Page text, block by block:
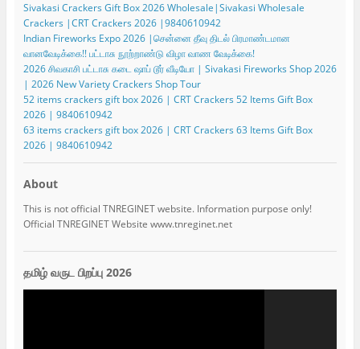
Sivakasi Crackers Gift Box 2026 Wholesale|Sivakasi Wholesale
Crackers |CRT Crackers 2026 |9840610942
Indian Fireworks Expo 2026 |சென்னை தீவு திடல் பிரமாண்டமான
வானவேடிக்கை!! பட்டாசு நூற்றாண்டு விழா வாண வேடிக்கை!
2026 சிவகாசி பட்டாசு கடை ஷாப் டூர் வீடியோ | Sivakasi Fireworks Shop 2026
| 2026 New Variety Crackers Shop Tour
52 items crackers gift box 2026 | CRT Crackers 52 Items Gift Box
2026 | 9840610942
63 items crackers gift box 2026 | CRT Crackers 63 Items Gift Box
2026 | 9840610942
About
This is not official TNREGINET website. Information purpose only!
Official TNREGINET Website www.tnreginet.net
தமிழ் வருட பிறப்பு 2026